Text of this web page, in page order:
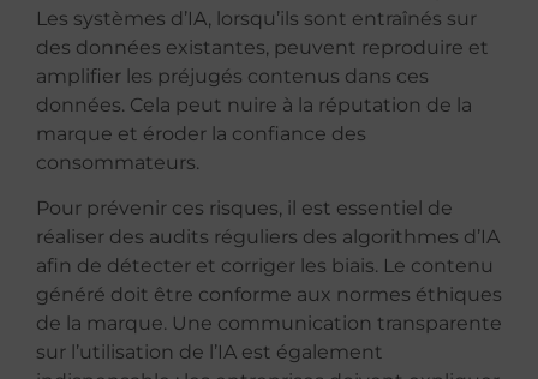
Les systèmes d’IA, lorsqu’ils sont entraînés sur
des données existantes, peuvent reproduire et
amplifier les préjugés contenus dans ces
données. Cela peut nuire à la réputation de la
marque et éroder la confiance des
consommateurs.
Pour prévenir ces risques, il est essentiel de
réaliser des audits réguliers des algorithmes d’IA
afin de détecter et corriger les biais. Le contenu
généré doit être conforme aux normes éthiques
de la marque. Une communication transparente
sur l’utilisation de l’IA est également